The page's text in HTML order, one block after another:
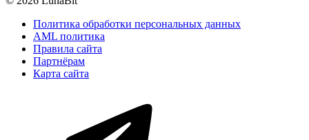
Политика обработки персональных данных
AML политика
Правила сайта
Партнёрам
Карта сайта